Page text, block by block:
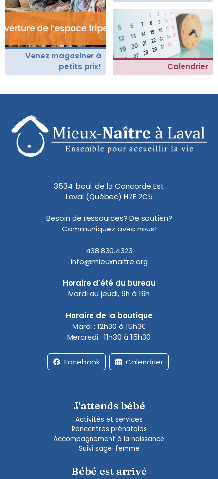
Calendrier
Venez magasiner à
petits prix!
3534, boul. de la Concorde Est
Laval (Québec) H7E 2C5
Besoin de ressources? De soutien?
Communiquez avec nous!
438.830.4323
info@mieuxnaitre.org
Horaire d'été du bureau
Mardi au jeudi, 9h à 16h
Horaire de la boutique
Mardi : 12h30 à 15h30
Mercredi : 11h30 à 15h30
Facebook Calendrier
J'attends bébé
Activités et services
Rencontres prénatales
Accompagnement à la naissance
Suivi sage-femme
Bébé est arrivé